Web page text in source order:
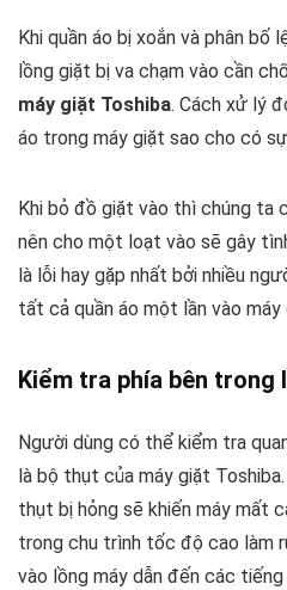
Khi quần áo bị xoắn và phân bố
lồng giặt bị va chạm vào cần
máy giặt Toshiba. Cách xử lý
áo trong máy giặt sao cho có
Khi bỏ đồ giặt vào thì chúng ta
nên cho một loạt vào sẽ gây
là lỗi hay gặp nhất bởi nhiều
tất cả quần áo một lần vào
Kiểm tra phía bên trong
Người dùng có thể kiểm tra
là bộ thụt của máy giặt
thụt bị hỏng sẽ khiến máy mất
trong chu trình tốc độ cao làm
vào lồng máy dẫn đến các